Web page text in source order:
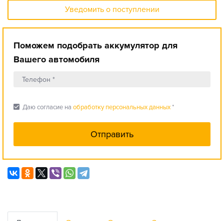
Уведомить о поступлении
Поможем подобрать аккумулятор для
Вашего автомобиля
check_box Даю согласие на обработку персональных данных*